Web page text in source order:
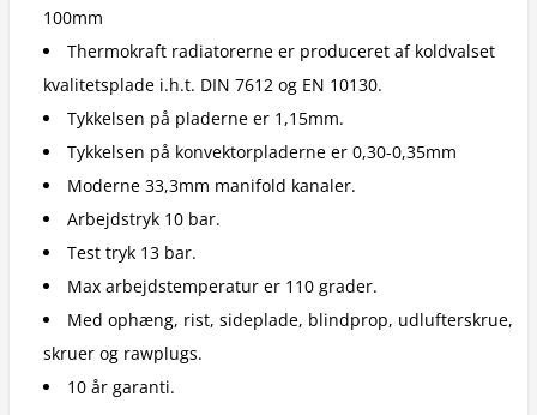
100mm
Thermokraft radiatorerne er produceret af koldvalset
kvalitetsplade i.h.t. DIN 7612 og EN 10130.
Tykkelsen på pladerne er 1,15mm.
Tykkelsen på konvektorpladerne er 0,30-0,35mm
Moderne 33,3mm manifold kanaler.
Arbejdstryk 10 bar.
Test tryk 13 bar.
Max arbejdstemperatur er 110 grader.
Med ophæng, rist, sideplade, blindprop, udlufterskrue,
skruer og rawplugs.
10 år garanti.